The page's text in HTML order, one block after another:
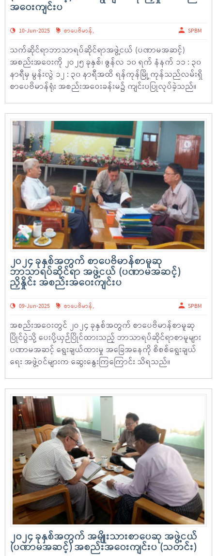
အဝေးကျင်းပ
10-Jun-2025 စာပေဗိမာန်, SPBM
သက်ဆိုင်ရာဘာသာရပ်ဆိုင်ရာအဖွဲ့ငယ် (ပဏာမအဆင့်)
အစည်းအဝေးကို ၂ဝ၂၅ ခုနှစ်၊ ဇွန်လ ၁၀ ရက် နံနက် ၁၁ : ၃၀
နာရီမှ မွန်းလွဲ ၁၂ : ၃၀ နာရီအထိ ရန်ကုန်မြို့ ကုန်သည်လမ်းရှိ
စာပေဗိမာန်ရုံး အစည်းအဝေးခန်းမ၌ ကျင်းပပြုလုပ်ခဲ့သည်။
၂ဝ၂၄ ခုနှစ်အတွက် စာပေဗိမာန်စာမူဆု
ဘာသာရပ်ဆိုင်ရာ အဖွဲ့ငယ် (ပဏာမအဆင့်)
ညှိနှိုင်း အစည်းအဝေးကျင်းပ
09-Jun-2025 စာပေဗိမာန်, SPBM
အစည်းအဝေးတွင် ၂ဝ၂၄ ခုနှစ်အတွက် စာပေဗိမာန်စာမူဆု
ပြိုင်ပွဲသို့ ပေးပို့ယှဉ်ပြိုင်ထားသည့် ဘာသာရပ်ဆိုင်ရာစာမူများ
ပဏာမအဆင့် ရွေးချယ်ထားမှု အခြေအနေကို စိစစ်ရွေးချယ်
ရေး အဖွဲ့ဝင်များက ဆွေးနွေးကြကြောင်း သိရသည်။
၂၀၂၄ ခုနှစ်အတွက် အမျိုးသားစာပေဆု အဖွဲ့ငယ်
(ပဏာမအဆင့်) အစည်းအဝေးကျင်းပ (သတင်း)